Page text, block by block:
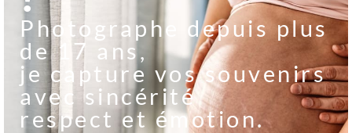
Photographe depuis plus
de 17 ans,
je capture vos souvenirs
avec sincérité
respect et émotion.